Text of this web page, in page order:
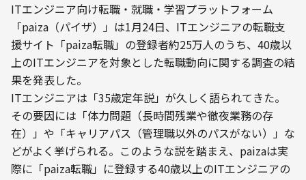
ITエンジニア向け転職・就職・学習プラットフォーム
「paiza（パイザ）」は1月24日、ITエンジニアの転職支
援サイト「paiza転職」の登録者約25万人のうち、40歳以
上のITエンジニアを対象とした転職動向に関する調査の結
果を発表した。
ITエンジニアは「35歳定年説」が久しく語られてきた。
その要因には「体力問題（長時間残業や徹夜業務の存
在）」や「キャリアパス（管理職以外のパスがない）」な
どがよく挙げられる。このような説を踏まえ、paizaは実
際に「paiza転職」に登録する40歳以上のITエンジニアの